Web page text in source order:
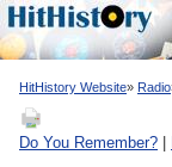
HitHistory Website Radio
Do You Remember?